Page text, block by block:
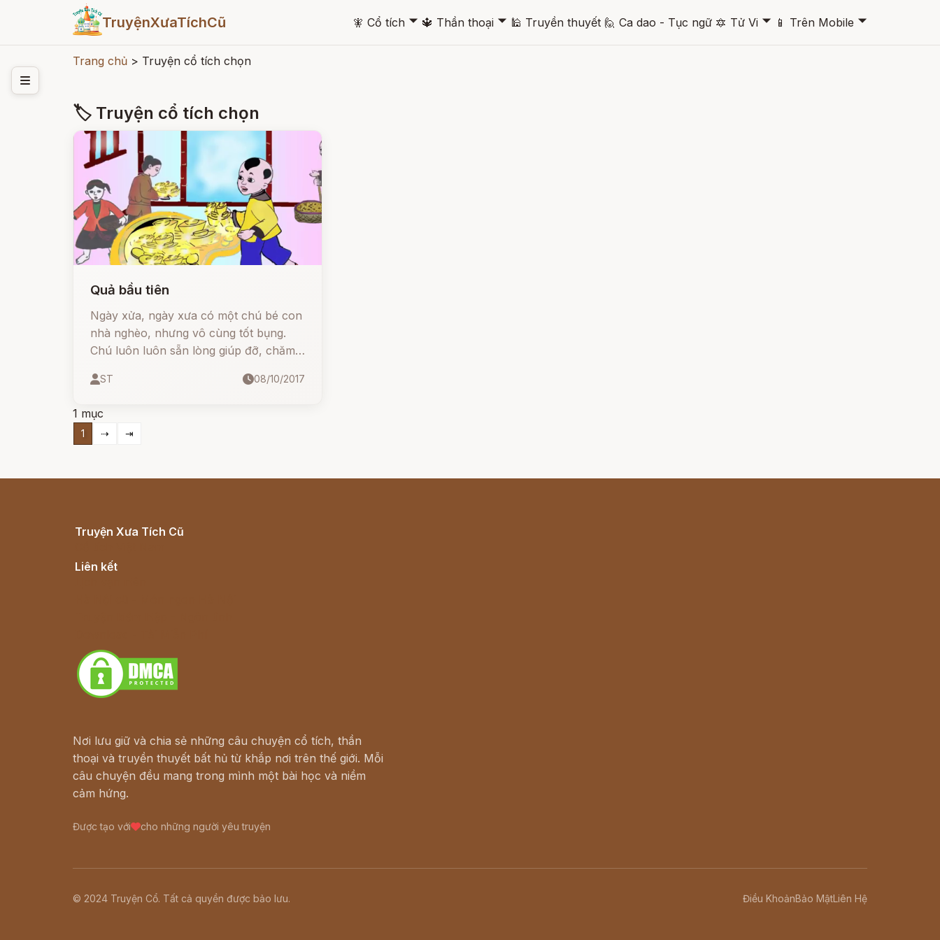
TruyệnXưaTíchCũ 🧚 Cổ tích 🞃 🔱 Thần thoại 🞃 🕌 Truyền thuyết 🙋 Ca dao - Tục ngữ 🔯 Tử Vi 🞃 📱 Trên Mobile 🞃
Trang chủ > Truyện cổ tích chọn
🏷 Truyện cổ tích chọn
Quả bầu tiên
Ngày xửa, ngày xưa có một chú bé con
nhà nghèo, nhưng vô cùng tốt bụng.
Chú luôn luôn sẵn lòng giúp đỡ, chăm
mình. Vì thế cứ mỗi độ xuân về, chim
vang quanh nhà chú bé.
ST 08/10/2017
1 mục
1 ⇢ ⇥
Truyện Xưa Tích Cũ
Liên kết
Nơi lưu giữ và chia sẻ những câu chuyện cổ tích, thần
thoại và truyền thuyết bất hủ từ khắp nơi trên thế giới. Mỗi
câu chuyện đều mang trong mình một bài học và niềm
cảm hứng.
Được tạo với cho những người yêu truyện
© 2024 Truyện Cổ. Tất cả quyền được bảo lưu. Điều KhoảnBảo MậtLiên Hệ